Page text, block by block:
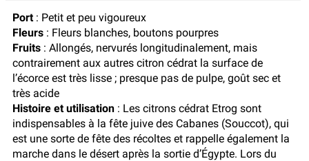
Port: Petit et peu vigoureux
Fleurs : Fleurs blanches, boutons pourpres
Fruits : Allongés, nervurés longitudinalement, mais
contrairement aux autres citron cédrat la surface de
l’écorce est très lisse ; presque pas de pulpe, goût sec et
très acide
Histoire et utilisation : Les citrons cédrat Etrog sont
indispensables à la fête juive des Cabanes (Souccot), qui
est une sorte de fête des récoltes et rappelle également la
marche dans le désert après la sortie d’Égypte. Lors du